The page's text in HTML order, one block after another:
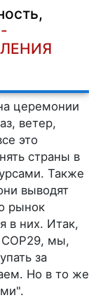
-
церемонии
ветер,
это
страны в
Также
выводят
рынок
в них. Итак,
COP29, мы,
за
Но в то же